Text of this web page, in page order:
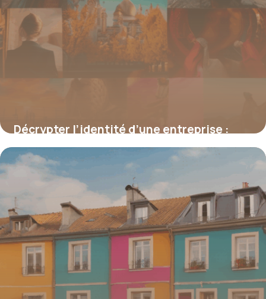
Décrypter l’identité d’une entreprise :
Méthodologie et critères d’analyse
19 juin 2026